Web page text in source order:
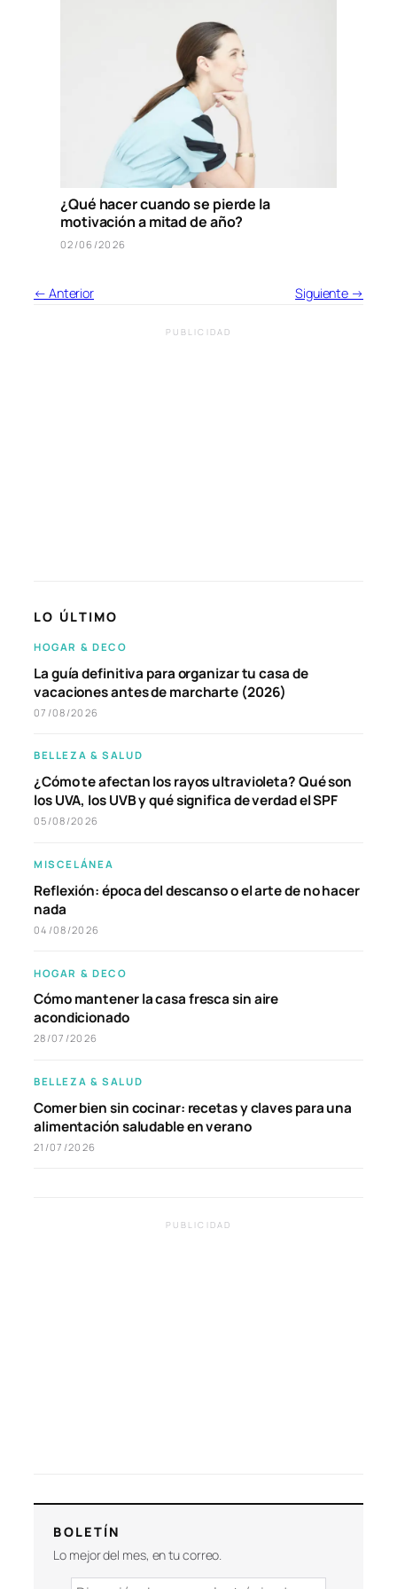
¿Qué hacer cuando se pierde la
motivación a mitad de año?
02/06/2026
← Anterior Siguiente →
PUBLICIDAD
LO ÚLTIMO
HOGAR & DECO
La guía definitiva para organizar tu casa de
vacaciones antes de marcharte (2026)
07/08/2026
BELLEZA & SALUD
¿Cómo te afectan los rayos ultravioleta? Qué son
los UVA, los UVB y qué significa de verdad el SPF
05/08/2026
MISCELÁNEA
Reflexión: época del descanso o el arte de no hacer
nada
04/08/2026
HOGAR & DECO
Cómo mantener la casa fresca sin aire
acondicionado
28/07/2026
BELLEZA & SALUD
Comer bien sin cocinar: recetas y claves para una
alimentación saludable en verano
21/07/2026
PUBLICIDAD
BOLETÍN
Lo mejor del mes, en tu correo.